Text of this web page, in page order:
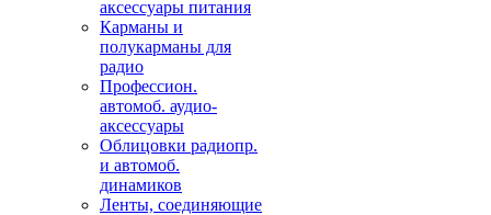
аксессуары питания
Карманы и
полукарманы для
радио
Профессион.
автомоб. аудио-
аксессуары
Облицовки радиопр.
и автомоб.
динамиков
Ленты, соединяющие